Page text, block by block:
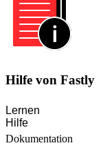
Hilfe von Fastly
Lernen
Hilfe
Dokumentation